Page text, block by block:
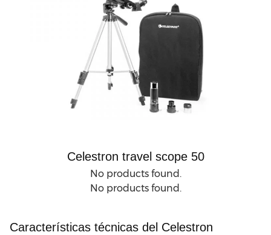
Celestron travel scope 50
No products found.
No products found.
Características técnicas del Celestron